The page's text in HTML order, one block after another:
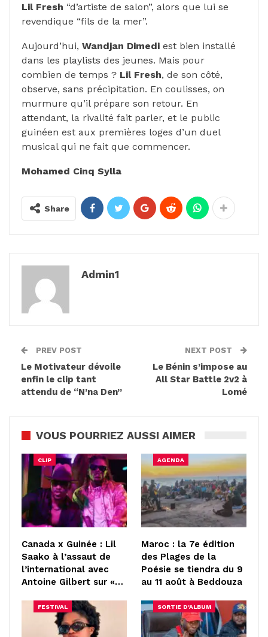
Lil Fresh “d’artiste de salon”, alors que lui se
revendique “fils de la mer”.
Aujourd’hui, Wandjan Dimedi est bien installé
dans les playlists des jeunes. Mais pour
combien de temps ? Lil Fresh, de son côté,
observe, sans précipitation. En coulisses, on
murmure qu’il prépare son retour. En
attendant, la rivalité fait parler, et le public
guinéen est aux premières loges d’un duel
musical qui ne fait que commencer.
Mohamed Cinq Sylla
Share
Admin1
PREV POST
Le Motivateur dévoile
enfin le clip tant
attendu de “N’na Den”
NEXT POST
Le Bénin s’impose au
All Star Battle 2v2 à
Lomé
VOUS POURRIEZ AUSSI AIMER
CLIP
Canada x Guinée : Lil
Saako à l’assaut de
l’international avec
Antoine Gilbert sur «…
AGENDA
Maroc : la 7e édition
des Plages de la
Poésie se tiendra du 9
au 11 août à Beddouza
FESTIVAL SORTIE D'ALBUM